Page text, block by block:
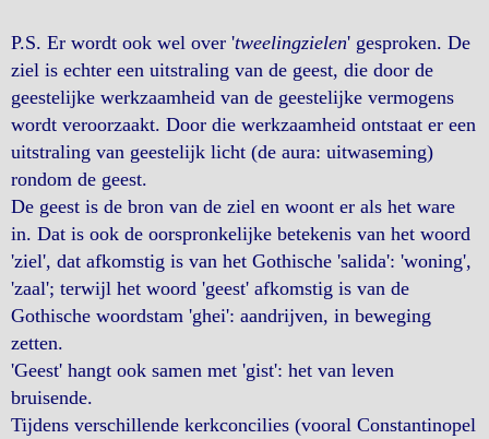
P.S. Er wordt ook wel over 'tweelingzielen' gesproken. De
ziel is echter een uitstraling van de geest, die door de
geestelijke werkzaamheid van de geestelijke vermogens
wordt veroorzaakt. Door die werkzaamheid ontstaat er een
uitstraling van geestelijk licht (de aura: uitwaseming)
rondom de geest.
De geest is de bron van de ziel en woont er als het ware
in. Dat is ook de oorspronkelijke betekenis van het woord
'ziel', dat afkomstig is van het Gothische 'salida': 'woning',
'zaal'; terwijl het woord 'geest' afkomstig is van de
Gothische woordstam 'ghei': aandrijven, in beweging
zetten.
'Geest' hangt ook samen met 'gist': het van leven
bruisende.
Tijdens verschillende kerkconcilies (vooral Constantinopel